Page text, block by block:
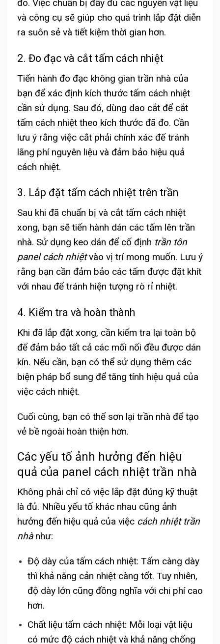
đo. Việc chuẩn bị đầy đủ các nguyên vật liệu
và công cụ sẽ giúp cho quá trình lắp đặt diễn
ra suôn sẻ và tiết kiệm thời gian hơn.
2. Đo đạc và cắt tấm cách nhiệt
Tiến hành đo đạc không gian trần nhà của
bạn để xác định kích thước tấm cách nhiệt
cần sử dụng. Sau đó, dùng dao cắt để cắt
tấm cách nhiệt theo kích thước đã đo. Cần
lưu ý rằng việc cắt phải chính xác để tránh
lãng phí nguyên liệu và đảm bảo hiệu quả
cách nhiệt.
3. Lắp đặt tấm cách nhiệt trên trần
Sau khi đã chuẩn bị và cắt tấm cách nhiệt
xong, bạn sẽ tiến hành dán các tấm lên trần
nhà. Sử dụng keo dán để cố định trần tôn
panel cách nhiệtvào vị trí mong muốn. Lưu ý
rằng bạn cần đảm bảo các tấm được đặt khít
với nhau để tránh hiện tượng rò rỉ nhiệt.
4. Kiểm tra và hoàn thành
Khi đã lắp đặt xong, cần kiểm tra lại toàn bộ
để đảm bảo tất cả các mối nối đều được dán
kín. Nếu cần, bạn có thể sử dụng thêm các
biện pháp bổ sung để tăng tính hiệu quả của
việc cách nhiệt.
Cuối cùng, bạn có thể sơn lại trần nhà để tạo
vẻ bề ngoài hoàn thiện hơn.
Các yếu tố ảnh hưởng đến hiệu
quả của panel cách nhiệt trần nhà
Không phải chỉ có việc lắp đặt đúng kỹ thuật
là đủ. Nhiều yếu tố khác nhau cũng ảnh
hưởng đến hiệu quả của việc cách nhiệt trần
nhànhư:
Độ dày của tấm cách nhiệt: Tấm càng dày
thì khả năng cản nhiệt càng tốt. Tuy nhiên,
độ dày lớn cũng đồng nghĩa với chi phí cao
hơn.
Chất liệu tấm cách nhiệt: Mỗi loại vật liệu
có mức độ cách nhiệt và khả năng chống